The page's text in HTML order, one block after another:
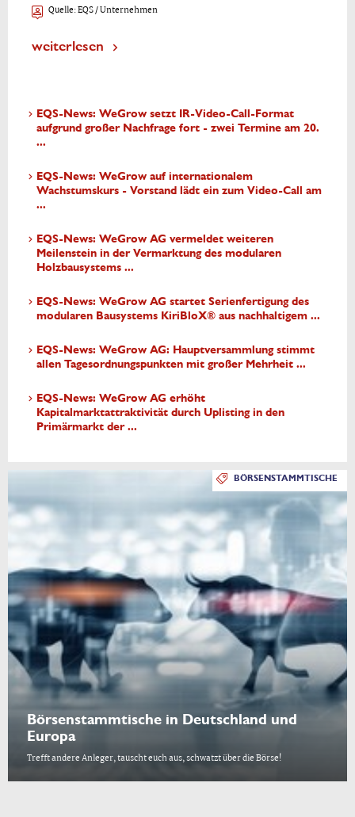
Quelle:EQS / Unternehmen
weiterlesen
EQS-News: WeGrow setzt IR-Video-Call-Format
aufgrund großer Nachfrage fort - zwei Termine am 20.
...
EQS-News: WeGrow auf internationalem
Wachstumskurs - Vorstand lädt ein zum Video-Call am
...
EQS-News: WeGrow AG vermeldet weiteren
Meilenstein in der Vermarktung des modularen
Holzbausystems ...
EQS-News: WeGrow AG startet Serienfertigung des
modularen Bausystems KiriBloX® aus nachhaltigem ...
EQS-News: WeGrow AG: Hauptversammlung stimmt
allen Tagesordnungspunkten mit großer Mehrheit ...
EQS-News: WeGrow AG erhöht
Kapitalmarktattraktivität durch Uplisting in den
Primärmarkt der ...
BÖRSENSTAMMTISCHE
Börsenstammtische in Deutschland und
Europa
Trefft andere Anleger, tauscht euch aus, schwatzt über die Börse!